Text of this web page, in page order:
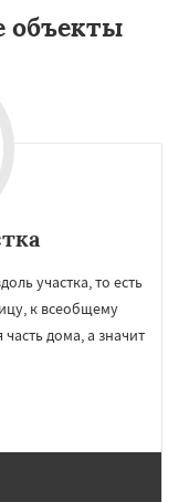
объекты
участка, то есть
к всеобщему
дома, а значит